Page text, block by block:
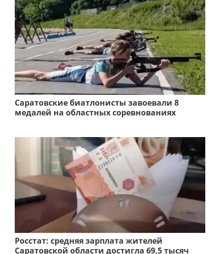
Саратовские биатлонисты завоевали 8
медалей на областных соревнованиях
Росстат: средняя зарплата жителей
Саратовской области достигла 69,5 тысяч